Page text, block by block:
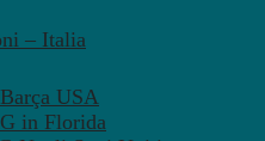
– Italia
USA
in Florida